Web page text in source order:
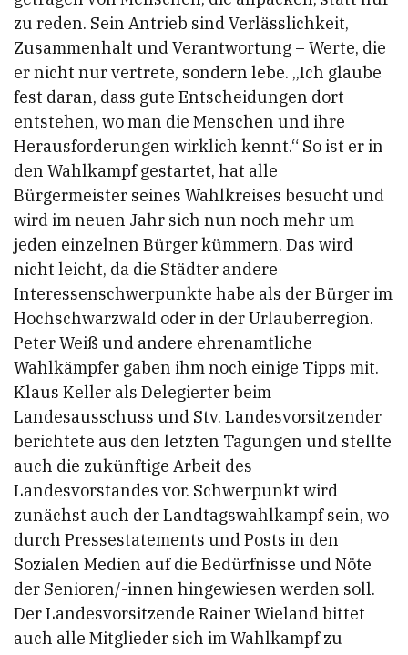
zu reden. Sein Antrieb sind Verlässlichkeit,
Zusammenhalt und Verantwortung – Werte, die
er nicht nur vertrete, sondern lebe. „Ich glaube
fest daran, dass gute Entscheidungen dort
entstehen, wo man die Menschen und ihre
Herausforderungen wirklich kennt.“ So ist er in
den Wahlkampf gestartet, hat alle
Bürgermeister seines Wahlkreises besucht und
wird im neuen Jahr sich nun noch mehr um
jeden einzelnen Bürger kümmern. Das wird
nicht leicht, da die Städter andere
Interessenschwerpunkte habe als der Bürger im
Hochschwarzwald oder in der Urlauberregion.
Peter Weiß und andere ehrenamtliche
Wahlkämpfer gaben ihm noch einige Tipps mit.
Klaus Keller als Delegierter beim
Landesausschuss und Stv. Landesvorsitzender
berichtete aus den letzten Tagungen und stellte
auch die zukünftige Arbeit des
Landesvorstandes vor. Schwerpunkt wird
zunächst auch der Landtagswahlkampf sein, wo
durch Pressestatements und Posts in den
Sozialen Medien auf die Bedürfnisse und Nöte
der Senioren/-innen hingewiesen werden soll.
Der Landesvorsitzende Rainer Wieland bittet
auch alle Mitglieder sich im Wahlkampf zu